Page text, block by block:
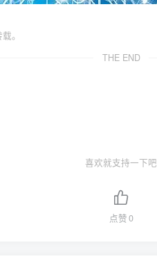
。
THE END
喜欢就支持一下吧
点赞0